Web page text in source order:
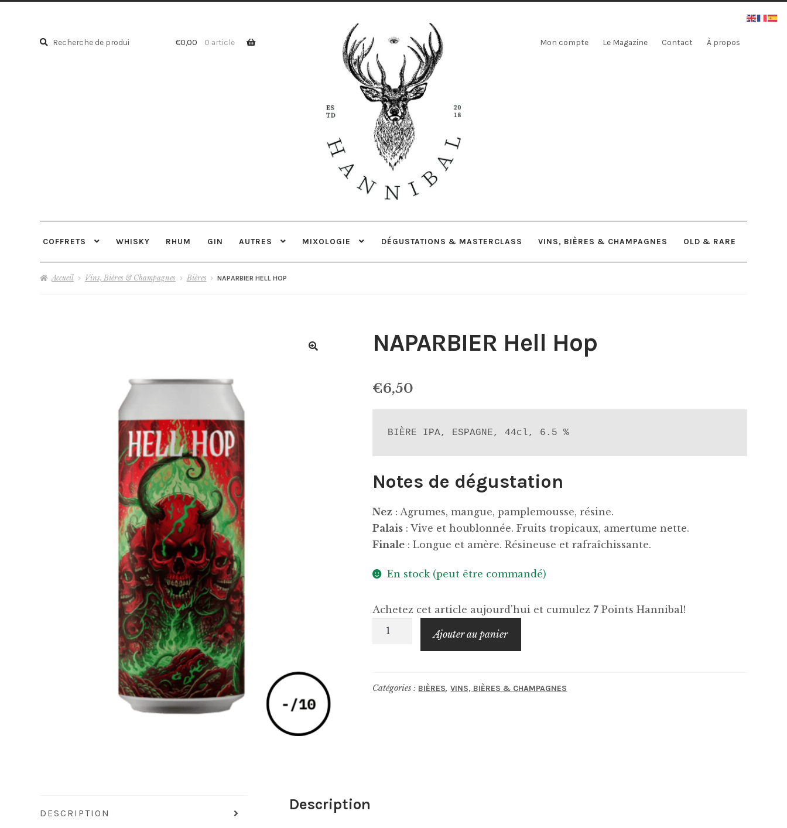
Recherche
Recherche
€0,00 0 article Mon compte Le Magazine Contact À propos
COFFRETS WHISKY RHUM GIN AUTRES MIXOLOGIE DÉGUSTATIONS & MASTERCLASS VINS, BIÈRES & CHAMPAGNES OLD & RARE
Accueil Vins, Bières & Champagnes Bières NAPARBIER HELL HOP
NAPARBIER Hell Hop
€6,50
BIÈRE IPA, ESPAGNE, 44cl, 6.5 %
Notes de dégustation
Nez : Agrumes, mangue, pamplemousse, résine.
Palais : Vive et houblonnée. Fruits tropicaux, amertume nette.
Finale : Longue et amère. Résineuse et rafraîchissante.
En stock (peut être commandé)
Achetez cet article aujourd'hui et cumulez 7 Points Hannibal!
quantité
Hop
Ajouter au panier
Catégories : BIÈRES,VINS, BIÈRES & CHAMPAGNES
DESCRIPTION Description